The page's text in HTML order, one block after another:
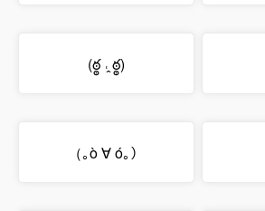
(ఠ్ఠ ˓̭ ఠ్ఠ)
（｡ò ∀ ó｡）